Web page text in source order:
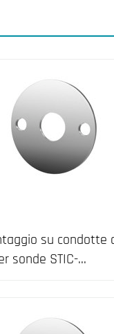
su condotte
sonde STIC-...